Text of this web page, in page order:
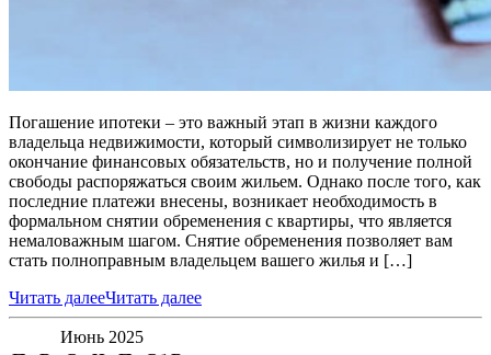
Погашение ипотеки – это важный этап в жизни каждого
владельца недвижимости, который символизирует не только
окончание финансовых обязательств, но и получение полной
свободы распоряжаться своим жильем. Однако после того, как
последние платежи внесены, возникает необходимость в
формальном снятии обременения с квартиры, что является
немаловажным шагом. Снятие обременения позволяет вам
стать полноправным владельцем вашего жилья и […]
Читать далееЧитать далее
Июнь 2025